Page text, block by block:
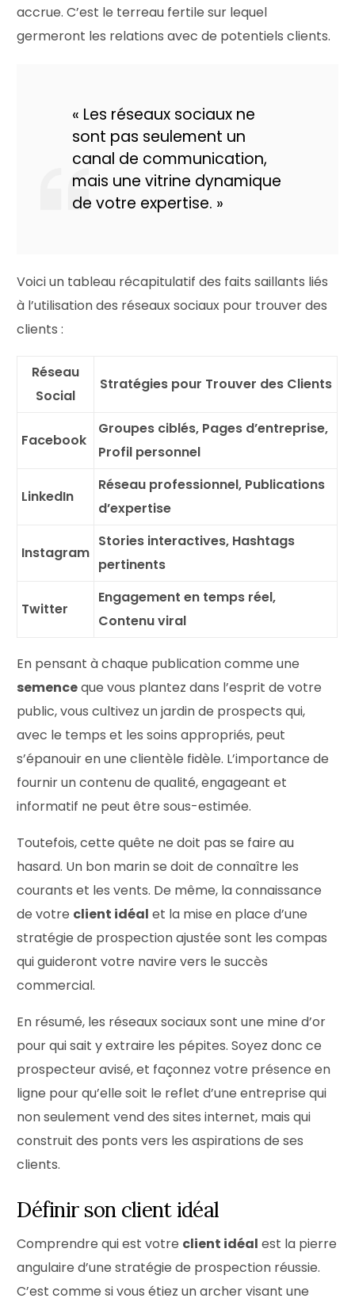
accrue. C’est le terreau fertile sur lequel
germeront les relations avec de potentiels clients.
« Les réseaux sociaux ne
sont pas seulement un
canal de communication,
mais une vitrine dynamique
de votre expertise. »
Voici un tableau récapitulatif des faits saillants liés
à l’utilisation des réseaux sociaux pour trouver des
clients :
Réseau
Social
Stratégies pour Trouver des Clients
Facebook
Groupes ciblés, Pages d’entreprise,
Profil personnel
LinkedIn
Réseau professionnel, Publications
d’expertise
Instagram
Stories interactives, Hashtags
pertinents
Twitter
Engagement en temps réel,
Contenu viral
En pensant à chaque publication comme une
semenceque vous plantez dans l’esprit de votre
public, vous cultivez un jardin de prospects qui,
avec le temps et les soins appropriés, peut
s’épanouir en une clientèle fidèle. L’importance de
fournir un contenu de qualité, engageant et
informatif ne peut être sous-estimée.
Toutefois, cette quête ne doit pas se faire au
hasard. Un bon marin se doit de connaître les
courants et les vents. De même, la connaissance
de votre client idéal et la mise en place d’une
stratégie de prospection ajustée sont les compas
qui guideront votre navire vers le succès
commercial.
En résumé, les réseaux sociaux sont une mine d’or
pour qui sait y extraire les pépites. Soyez donc ce
prospecteur avisé, et façonnez votre présence en
ligne pour qu’elle soit le reflet d’une entreprise qui
non seulement vend des sites internet, mais qui
construit des ponts vers les aspirations de ses
clients.
Définir son client idéal
Comprendre qui est votre client idéal est la pierre
angulaire d’une stratégie de prospection réussie.
C’est comme si vous étiez un archer visant une